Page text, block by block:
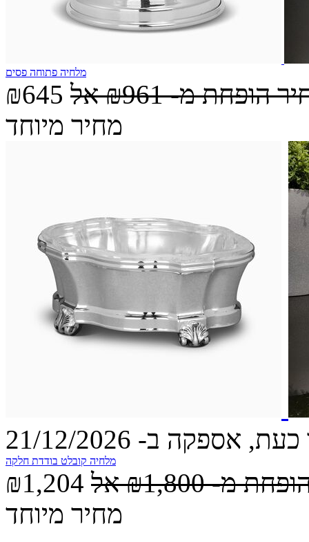
מלחיה פתוחה פסים
₪645 הופחת מ-₪961 אל
מחיר מיוחד
אספקה ב- 21/12/2026
מלחיה קובלט בודדת חלקה
₪1,204 מ-₪1,800 אל
מחיר מיוחד